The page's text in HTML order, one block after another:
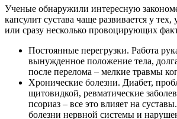
Ученые обнаружили интересную
капсулит сустава чаще развивается у тех,
или сразу несколько провоцирующих
Постоянные перегрузки. Работа
вынужденное положение тела,
после перелома – мелкие травмы
Хронические болезни. Диабет,
щитовидкой, ревматические
псориаз – все это влияет на
болезни нервной системы и